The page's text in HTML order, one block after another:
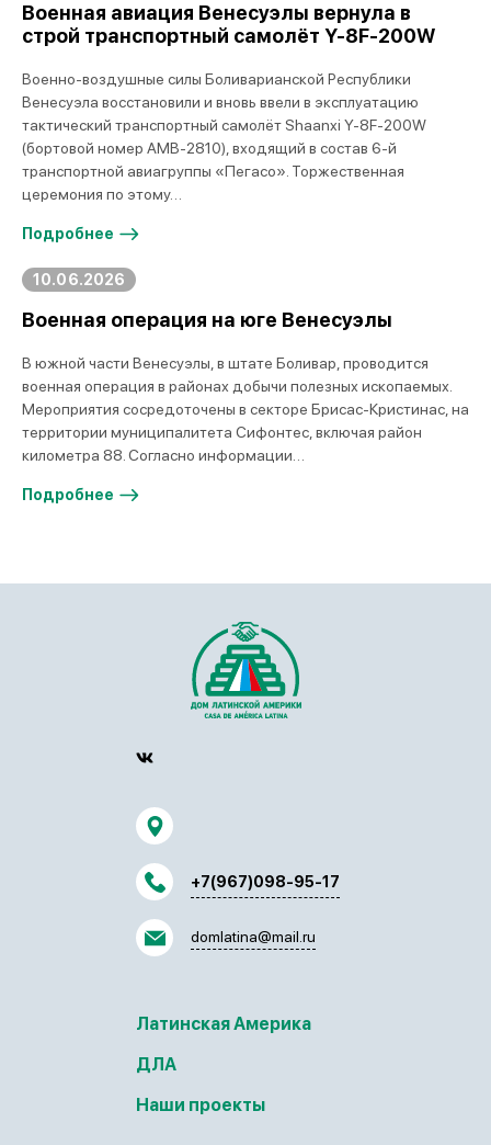
Военная авиация Венесуэлы вернула в
строй транспортный самолёт Y-8F-200W
Военно-воздушные силы Боливарианской Республики
Венесуэла восстановили и вновь ввели в эксплуатацию
тактический транспортный самолёт Shaanxi Y-8F-200W
(бортовой номер AMB-2810), входящий в состав 6-й
транспортной авиагруппы «Пегасо». Торжественная
церемония по этому…
Подробнее
10.06.2026
Военная операция на юге Венесуэлы
В южной части Венесуэлы, в штате Боливар, проводится
военная операция в районах добычи полезных ископаемых.
Мероприятия сосредоточены в секторе Брисас-Кристинас, на
территории муниципалитета Сифонтес, включая район
километра 88. Согласно информации…
Подробнее
+7(967)098-95-17
domlatina@mail.ru
Латинская Америка
ДЛА
Наши проекты